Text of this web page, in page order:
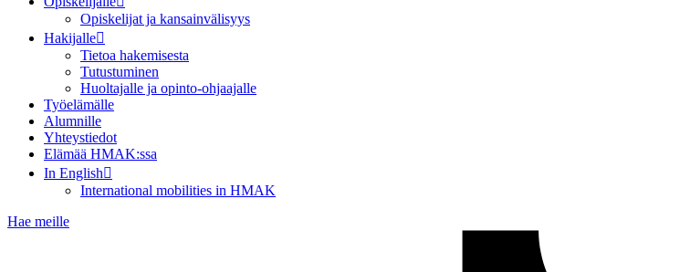
Opiskelijat ja kansainvälisyys
Hakijalle
Tietoa hakemisesta
Tutustuminen
Huoltajalle ja opinto-ohjaajalle
Työelämälle
Alumnille
Yhteystiedot
Elämää HMAK:ssa
In English
International mobilities in HMAK
Hae meille